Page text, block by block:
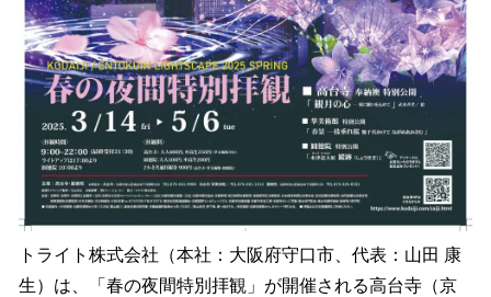
トライト株式会社（本社：大阪府守口市、代表：山田 康
生）は、「春の夜間特別拝観」が開催される高台寺（京